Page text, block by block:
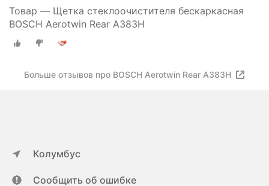
Товар — Щетка стеклоочистителя бескаркасная
BOSCH Aerotwin Rear A383H
Больше отзывов про BOSCH Aerotwin Rear A383H
Колумбус
Сообщить об ошибке